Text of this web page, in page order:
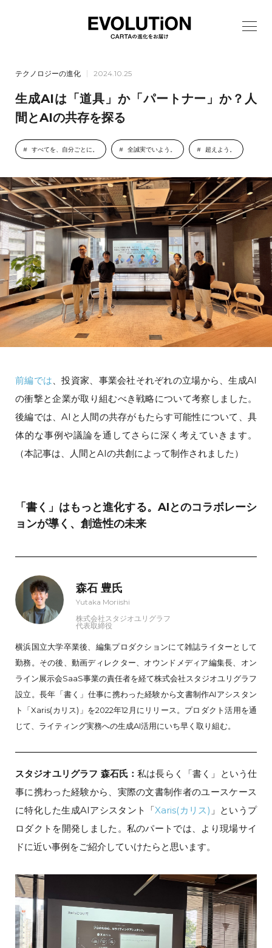
テクノロジーの進化 2024.10.25
生成AIは「道具」か「パートナー」か？人
間とAIの共存を探る
すべてを、自分ごとに。 全誠実でいよう。 超えよう。
前編では、投資家、事業会社それぞれの立場から、生成AI
の衝撃と企業が取り組むべき戦略について考察しました。
後編では、AIと人間の共存がもたらす可能性について、具
体的な事例や議論を通してさらに深く考えていきます。
（本記事は、人間とAIの共創によって制作されました）
「書く」はもっと進化する。AIとのコラボレーシ
ョンが導く、創造性の未来
森石 豊氏
Yutaka Moriishi
株式会社スタジオユリグラフ
代表取締役
横浜国立大学卒業後、編集プロダクションにて雑誌ライターとして
勤務。その後、動画ディレクター、オウンドメディア編集長、オン
ライン展示会SaaS事業の責任者を経て株式会社スタジオユリグラフ
設立。長年「書く」仕事に携わった経験から文書制作AIアシスタン
ト「Xaris(カリス)」を2022年12月にリリース。プロダクト活用を通
じて、ライティング実務への生成AI活用にいち早く取り組む。
スタジオユリグラフ 森石氏：私は長らく「書く」という仕
事に携わった経験から、実際の文書制作者のユースケース
に特化した生成AIアシスタント「Xaris(カリス) 」というプ
ロダクトを開発しました。私のパートでは、より現場サイ
ドに近い事例をご紹介していけたらと思います。